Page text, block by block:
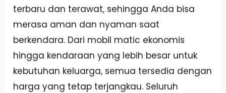
terbaru dan terawat, sehingga Anda bisa
merasa aman dan nyaman saat
berkendara. Dari mobil matic ekonomis
hingga kendaraan yang lebih besar untuk
kebutuhan keluarga, semua tersedia dengan
harga yang tetap terjangkau. Seluruh